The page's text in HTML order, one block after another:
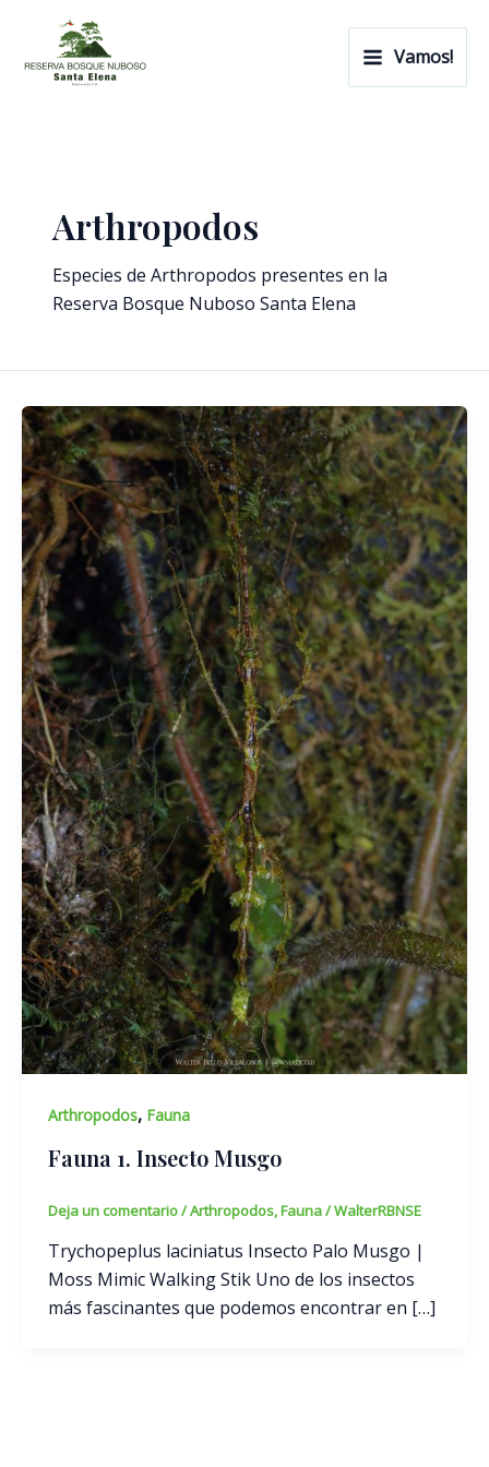
contenido
Main
Menu
Vamos!
Arthropodos
Especies de Arthropodos presentes en la
Reserva Bosque Nuboso Santa Elena
Arthropodos, Fauna
Fauna 1. Insecto Musgo
Deja un comentario/Arthropodos,Fauna/WalterRBNSE
Trychopeplus laciniatus Insecto Palo Musgo |
Moss Mimic Walking Stik Uno de los insectos
más fascinantes que podemos encontrar en […]